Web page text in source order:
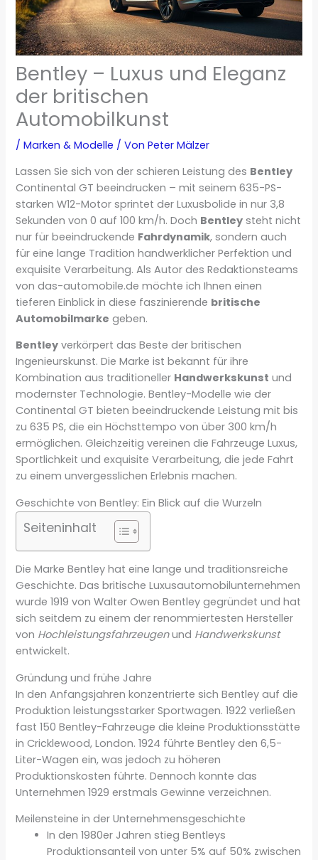
Bentley – Luxus und Eleganz
der britischen
Automobilkunst
/Marken & Modelle / VonPeter Mälzer
Lassen Sie sich von der schieren Leistung des Bentley
Continental GT beeindrucken – mit seinem 635-PS-
starken W12-Motor sprintet der Luxusbolide in nur 3,8
Sekunden von 0 auf 100 km/h. Doch Bentley steht nicht
nur für beeindruckende Fahrdynamik, sondern auch
für eine lange Tradition handwerklicher Perfektion und
exquisite Verarbeitung. Als Autor des Redaktionsteams
von das-automobile.de möchte ich Ihnen einen
tieferen Einblick in diese faszinierende britische
Automobilmarke geben.
Bentley verkörpert das Beste der britischen
Ingenieurskunst. Die Marke ist bekannt für ihre
Kombination aus traditioneller Handwerkskunst und
modernster Technologie. Bentley-Modelle wie der
Continental GT bieten beeindruckende Leistung mit bis
zu 635 PS, die ein Höchsttempo von über 300 km/h
ermöglichen. Gleichzeitig vereinen die Fahrzeuge Luxus,
Sportlichkeit und exquisite Verarbeitung, die jede Fahrt
zu einem unvergesslichen Erlebnis machen.
Geschichte von Bentley: Ein Blick auf die Wurzeln
Seiteninhalt
Die Marke Bentley hat eine lange und traditionsreiche
Geschichte. Das britische Luxusautomobilunternehmen
wurde 1919 von Walter Owen Bentley gegründet und hat
sich seitdem zu einem der renommiertesten Hersteller
von Hochleistungsfahrzeugenund Handwerkskunst
entwickelt.
Gründung und frühe Jahre
In den Anfangsjahren konzentrierte sich Bentley auf die
Produktion leistungsstarker Sportwagen. 1922 verließen
fast 150 Bentley-Fahrzeuge die kleine Produktionsstätte
in Cricklewood, London. 1924 führte Bentley den 6,5-
Liter-Wagen ein, was jedoch zu höheren
Produktionskosten führte. Dennoch konnte das
Unternehmen 1929 erstmals Gewinne verzeichnen.
Meilensteine in der Unternehmensgeschichte
In den 1980er Jahren stieg Bentleys
Produktionsanteil von unter 5% auf 50% zwischen